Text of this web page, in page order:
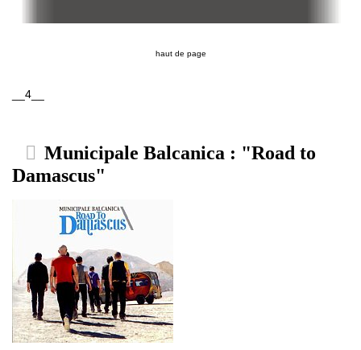
haut de page
__4__
Municipale Balcanica : "Road to
Damascus"